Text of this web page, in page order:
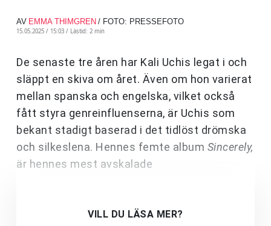
AV EMMA THIMGREN / FOTO: PRESSEFOTO
15.05.2025 / 15:03 / Lästid: 2 min
De senaste tre åren har Kali Uchis legat i och
släppt en skiva om året. Även om hon varierat
mellan spanska och engelska, vilket också
fått styra genreinfluenserna, är Uchis som
bekant stadigt baserad i det tidlöst drömska
och silkeslena. Hennes femte album Sincerely,
är hennes mest avskalade
VILL DU LÄSA MER?